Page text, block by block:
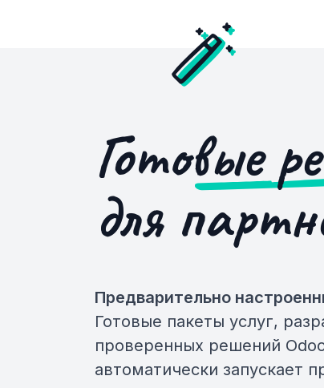
Готовые
для
Предварительно
Готовые пакеты услуг,
проверенных решений
автоматически запускает